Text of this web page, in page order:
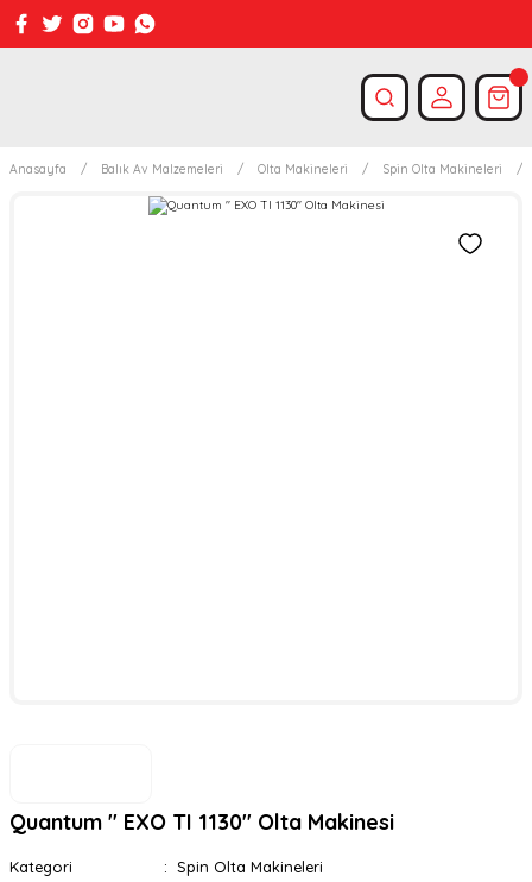
Anasayfa Balık Av Malzemeleri Olta Makineleri Spin Olta Makineleri
Quantum '' EXO TI 1130'' Olta Makinesi
Kategori
Spin Olta Makineleri